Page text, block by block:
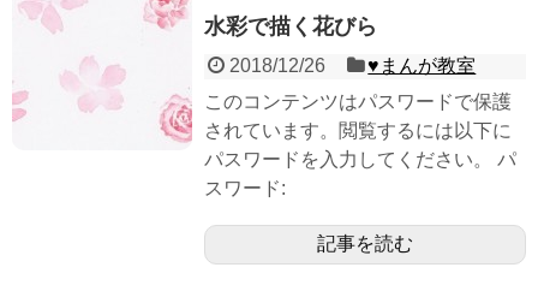
水彩で描く花びら
2018/12/26
♥︎まんが教室
このコンテンツはパスワードで保護
されています。閲覧するには以下に
パスワードを入力してください。 パ
スワード:
記事を読む